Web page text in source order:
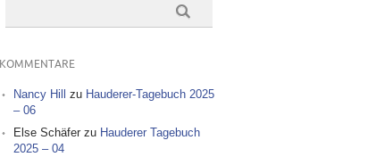
KOMMENTARE
Nancy Hill zu Hauderer-Tagebuch 2025
– 06
Else Schäferzu Hauderer Tagebuch
2025 – 04